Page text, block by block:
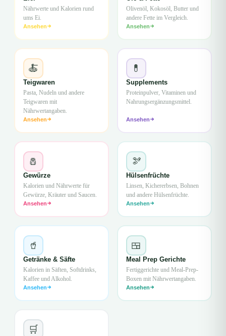
Nährwerte und Kalorien rund
ums Ei.
Ansehen
Olivenöl, Kokosöl, Butter und
andere Fette im Vergleich.
Ansehen
🍝
Teigwaren
Pasta, Nudeln und andere
Teigwaren mit
Nährwertangaben.
Ansehen
💊
Supplements
Proteinpulver, Vitaminen und
Nahrungsergänzungsmittel.
Ansehen
🧂
Gewürze
Kalorien und Nährwerte für
Gewürze, Kräuter und Saucen.
Ansehen
🫘
Hülsenfrüchte
Linsen, Kichererbsen, Bohnen
und andere Hülsenfrüchte.
Ansehen
🥤
Getränke & Säfte
Kalorien in Säften, Softdrinks,
Kaffee und Alkohol.
Ansehen
🍱
Meal Prep Gerichte
Fertiggerichte und Meal-Prep-
Boxen mit Nährwertangaben.
Ansehen
🛒